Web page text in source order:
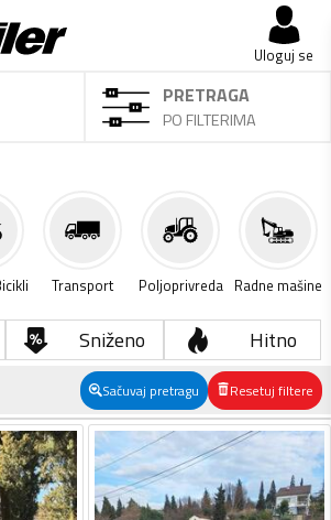
Uloguj se
PRETRAGA
PO FILTERIMA
Transport Poljoprivreda Radne mašine
Sniženo Hitno
Sačuvaj pretragu Resetuj filtere